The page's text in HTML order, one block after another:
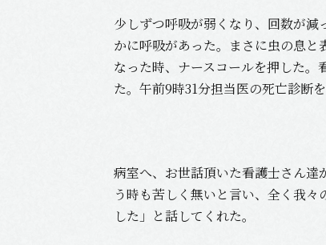
少しずつ呼吸が弱くなり、回数が
かに呼吸があった。まさに虫の息
なった時、ナースコールを押した
た。午前9時31分担当医の死亡診断を
病室へ、お世話頂いた看護士さん
う時も苦しく無いと言い、全く我
した」と話してくれた。